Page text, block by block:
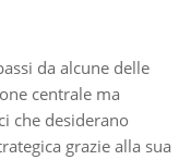
da alcune delle
centrale ma
che desiderano
grazie alla sua